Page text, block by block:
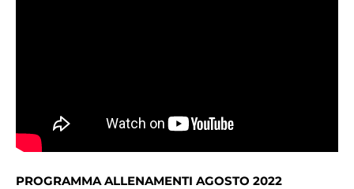
PROGRAMMA ALLENAMENTI AGOSTO 2022